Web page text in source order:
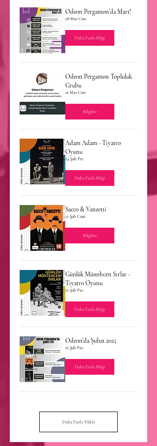
Odeon Pergamon'da Mart!
08 Mar Cmt
Daha Fazla Bilgi
Odeon Pergamon Topluluk
Grubu
01 Mar Cmt
Bilgiler
Adam Adam - Tiyatro
Oyunu
24 Şub Pzt
Daha Fazla Bilgi
Sacco & Vanzetti
21 Şub Cum
Bilgiler
Günlük Müstehcen Sırlar -
Tiyatro Oyunu
16 Şub Paz
Daha Fazla Bilgi
Odeon'da Şubat 2025
16 Şub Paz
Daha Fazla Bilgi
Daha Fazla Yükle